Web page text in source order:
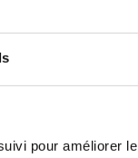
pour améliorer